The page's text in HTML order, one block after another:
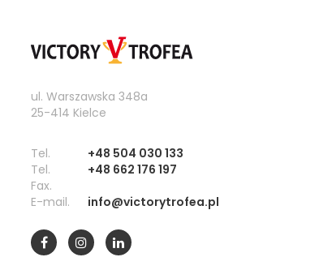
ul. Warszawska 348a
25-414 Kielce
Tel.
+48 504 030 133
Tel.
+48 662 176 197
Fax.
E-mail.
info@victorytrofea.pl